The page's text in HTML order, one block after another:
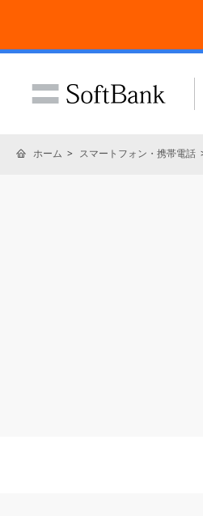
ホーム スマートフォン・携帯電話